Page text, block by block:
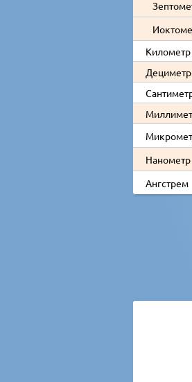
Километр
Дециметр
Нанометр
Ангстрем